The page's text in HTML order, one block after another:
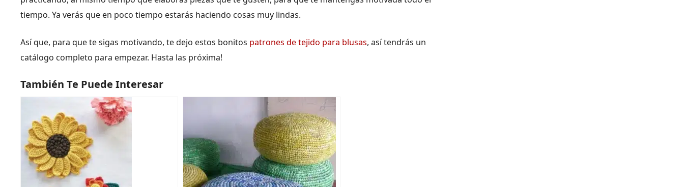
tiempo. Ya verás que en poco tiempo estarás haciendo cosas muy lindas.
Así que, para que te sigas motivando, te dejo estos bonitos patrones de tejido para blusas, así tendrás un
catálogo completo para empezar. Hasta las próxima!
También Te Puede Interesar